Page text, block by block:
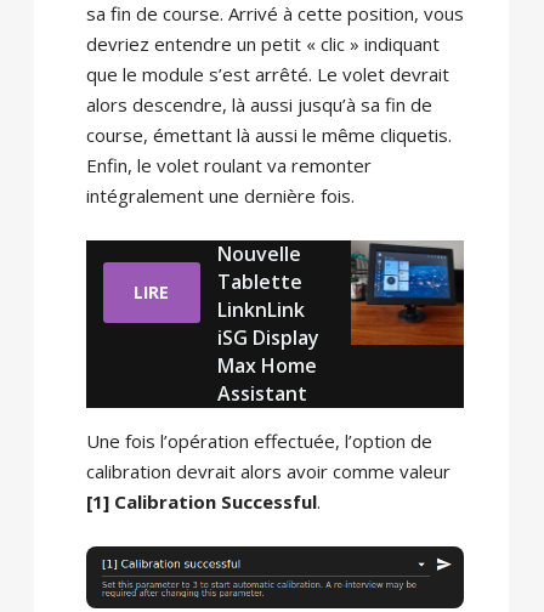
sa fin de course. Arrivé à cette position, vous
devriez entendre un petit « clic » indiquant
que le module s’est arrêté. Le volet devrait
alors descendre, là aussi jusqu’à sa fin de
course, émettant là aussi le même cliquetis.
Enfin, le volet roulant va remonter
intégralement une dernière fois.
LIRE
Nouvelle
Tablette
LinknLink
iSG Display
Max Home
Assistant
Une fois l’opération effectuée, l’option de
calibration devrait alors avoir comme valeur
[1] Calibration Successful.